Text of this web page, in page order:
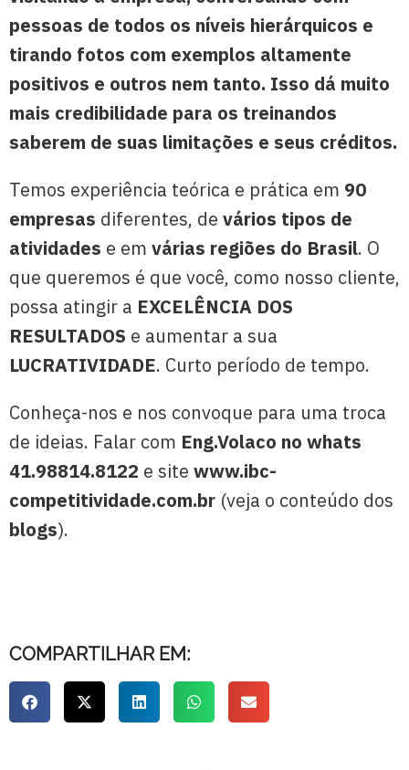
pessoas de todos os níveis hierárquicos e
tirando fotos com exemplos altamente
positivos e outros nem tanto. Isso dá muito
mais credibilidade para os treinandos
saberem de suas limitações e seus créditos.
Temos experiência teórica e prática em 90
empresas diferentes, de vários tipos de
atividades e em várias regiões do Brasil. O
que queremos é que você, como nosso cliente,
possa atingir a EXCELÊNCIA DOS
RESULTADOS e aumentar a sua
LUCRATIVIDADE. Curto período de tempo.
Conheça-nos e nos convoque para uma troca
de ideias. Falar com Eng.Volaco no whats
41.98814.8122 e site www.ibc-
competitividade.com.br (veja o conteúdo dos
blogs).
COMPARTILHAR EM: